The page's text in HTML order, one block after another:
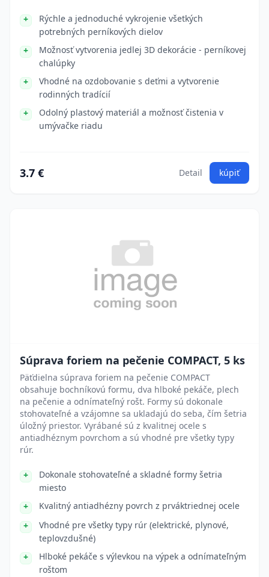
Rýchle a jednoduché vykrojenie všetkých
potrebných perníkových dielov
Možnosť vytvorenia jedlej 3D dekorácie - perníkovej
chalúpky
Vhodné na ozdobovanie s deťmi a vytvorenie
rodinných tradícií
Odolný plastový materiál a možnosť čistenia v
umývačke riadu
3.7 € Detail kúpiť
Súprava foriem na pečenie COMPACT, 5 ks
Päťdielna súprava foriem na pečenie COMPACT
obsahuje bochníkovú formu, dva hlboké pekáče, plech
na pečenie a odnímateľný rošt. Formy sú dokonale
stohovateľné a vzájomne sa ukladajú do seba, čím šetria
úložný priestor. Vyrábané sú z kvalitnej ocele s
antiadhéznym povrchom a sú vhodné pre všetky typy
rúr.
Dokonale stohovateľné a skladné formy šetria
miesto
Kvalitný antiadhézny povrch z prváktriednej ocele
Vhodné pre všetky typy rúr (elektrické, plynové,
teplovzdušné)
Hlboké pekáče s výlevkou na výpek a odnímateľným
roštom